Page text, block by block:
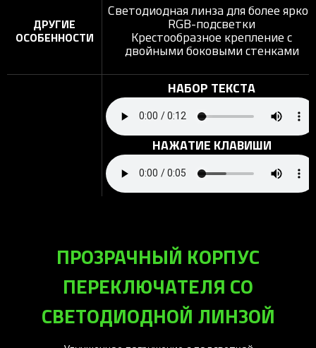
ДРУГИЕ
ОСОБЕННОСТИ
Светодиодная линза для более яркой
RGB-подсветки
Крестообразное крепление с
двойными боковыми стенками
НАБОР ТЕКСТА
НАЖАТИЕ КЛАВИШИ
ПРОЗРАЧНЫЙ КОРПУС
ПЕРЕКЛЮЧАТЕЛЯ СО
СВЕТОДИОДНОЙ ЛИНЗОЙ